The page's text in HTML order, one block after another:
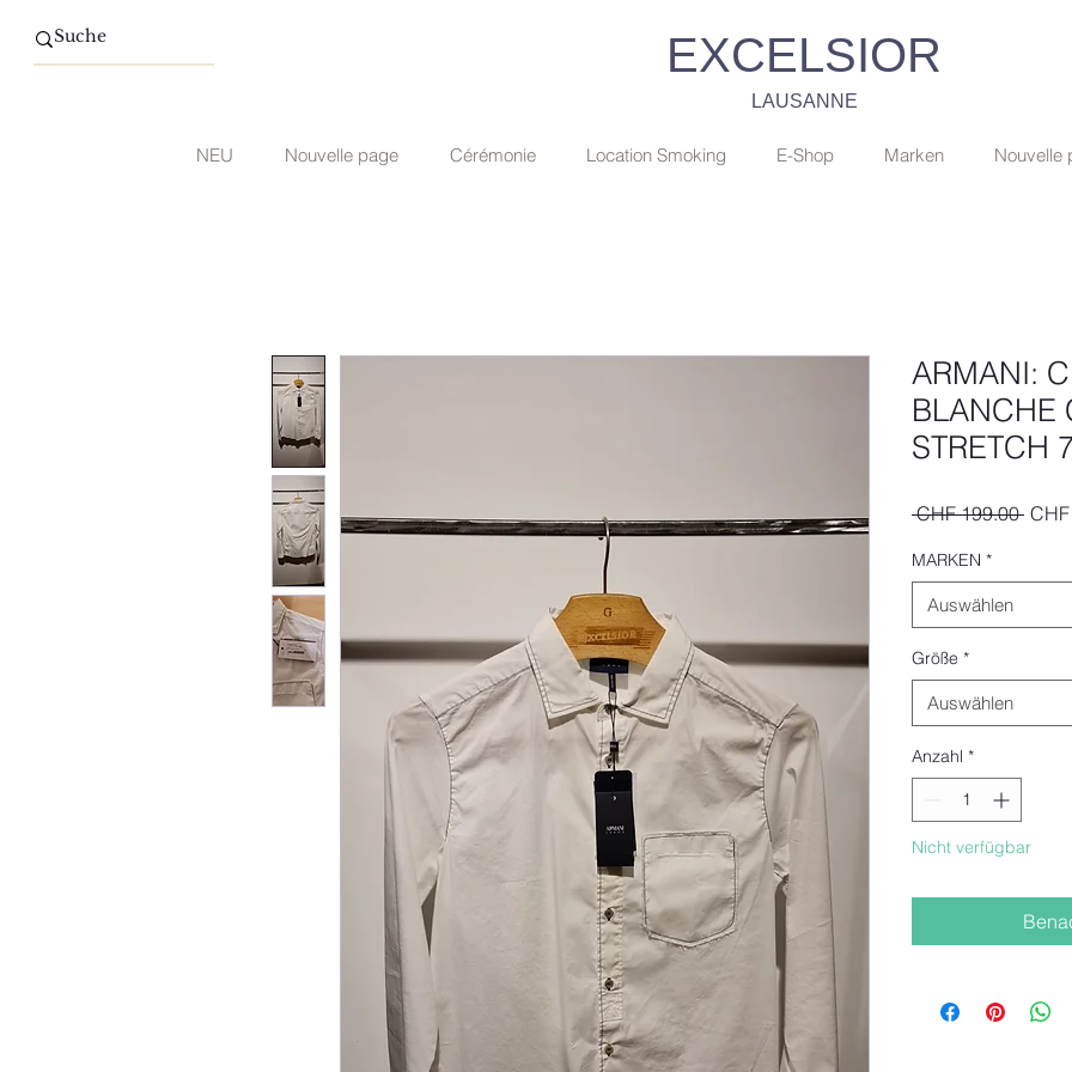
EXCELSIOR
LAUSANNE
NEU Nouvelle page Cérémonie Location Smoking E-Shop Marken Nouvelle
ARMANI:
BLANCHE
STRETCH
CHF 199.00
MARKEN *
Auswählen
Größe *
Auswählen
Anzahl *
Nicht verfügbar